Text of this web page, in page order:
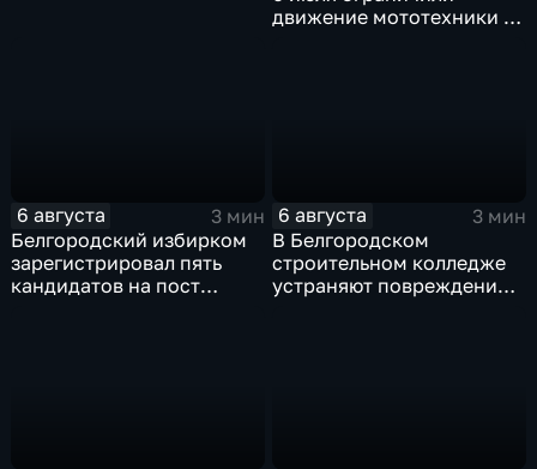
движение мототехники в
6 августа
3 мин
Белгородский избирком
зарегистрировал пять
кандидатов на пост
6 августа
3 мин
В Белгородском
строительном колледже
устраняют повреждения